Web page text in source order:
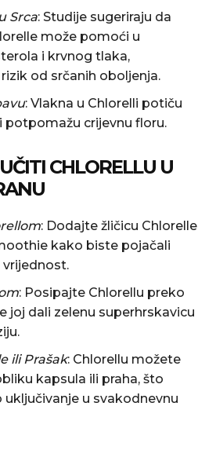
Srca: Studije sugeriraju da
može pomoći u
i krvnog tlaka,
od srčanih oboljenja.
: Vlakna u Chlorelli potiču
potpomažu crijevnu floru.
CHLORELLU U
: Dodajte žličicu Chlorelle
kako biste pojačali
vrijednost.
: Posipajte Chlorellu preko
joj dali zelenu superhrskavicu
ili Prašak: Chlorellu možete
kapsula ili praha, što
uključivanje u svakodnevnu